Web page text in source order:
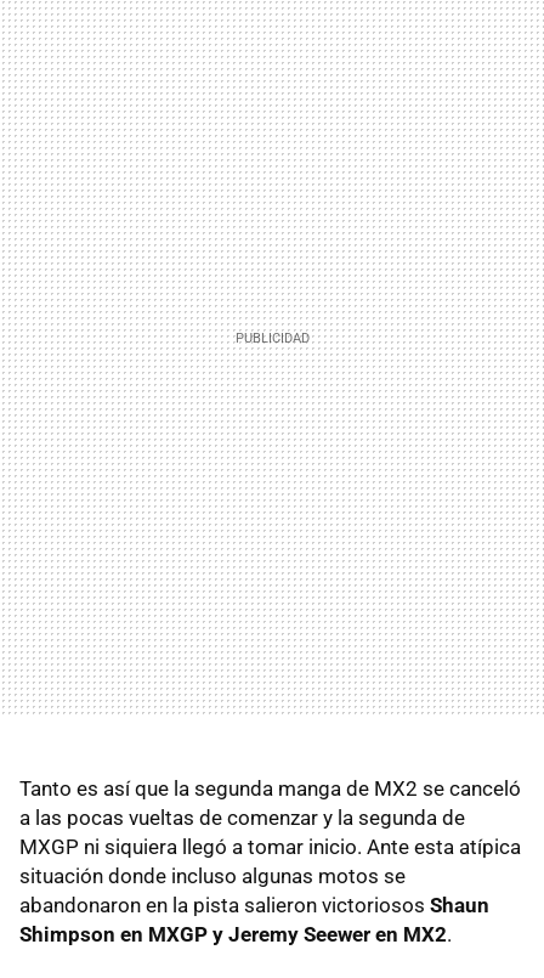
Tanto es así que la segunda manga de MX2 se canceló
a las pocas vueltas de comenzar y la segunda de
MXGP ni siquiera llegó a tomar inicio. Ante esta atípica
situación donde incluso algunas motos se
abandonaron en la pista salieron victoriosos Shaun
Shimpson en MXGP y Jeremy Seewer en MX2.